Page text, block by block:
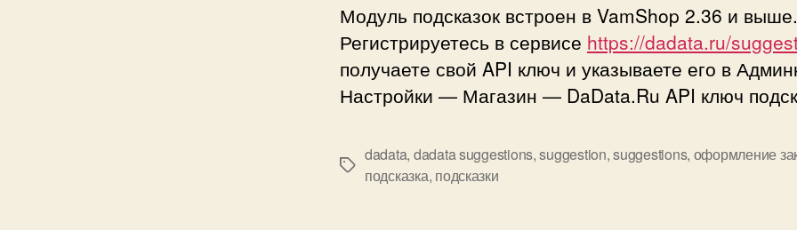
Модуль подсказок встроен в VamShop 2.36 и выше.
Регистрируетесь в сервисе https://dadata.ru/
получаете свой API ключ и указываете его в
Настройки — Магазин — DaData.Ru API ключ
Метки
dadata, dadata suggestions,suggestion,suggestions, оформление
подсказка, подсказки